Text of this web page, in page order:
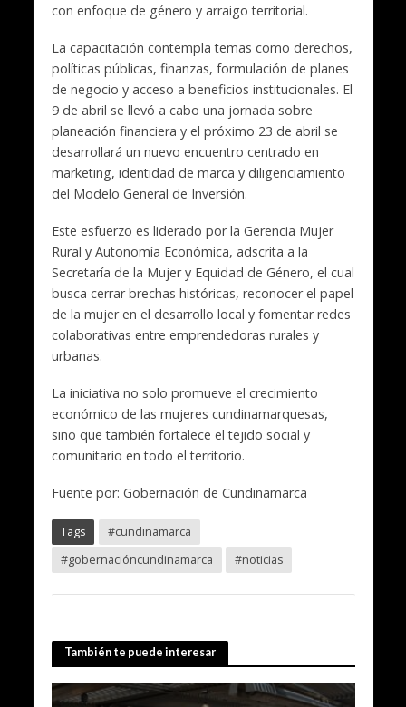
con enfoque de género y arraigo territorial.
La capacitación contempla temas como derechos,
políticas públicas, finanzas, formulación de planes
de negocio y acceso a beneficios institucionales. El
9 de abril se llevó a cabo una jornada sobre
planeación financiera y el próximo 23 de abril se
desarrollará un nuevo encuentro centrado en
marketing, identidad de marca y diligenciamiento
del Modelo General de Inversión.
Este esfuerzo es liderado por la Gerencia Mujer
Rural y Autonomía Económica, adscrita a la
Secretaría de la Mujer y Equidad de Género, el cual
busca cerrar brechas históricas, reconocer el papel
de la mujer en el desarrollo local y fomentar redes
colaborativas entre emprendedoras rurales y
urbanas.
La iniciativa no solo promueve el crecimiento
económico de las mujeres cundinamarquesas,
sino que también fortalece el tejido social y
comunitario en todo el territorio.
Fuente por: Gobernación de Cundinamarca
Tags
#cundinamarca
#gobernacióncundinamarca
#noticias
También te puede interesar